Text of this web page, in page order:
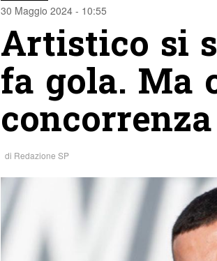
30 Maggio 2024 - 10:55
Artistico si
fa gola. Ma
concorrenza
di Redazione SP